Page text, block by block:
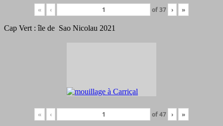
« ‹ of37 › »
Cap Vert : île de Sao Nicolau 2021
« ‹ of47 › »